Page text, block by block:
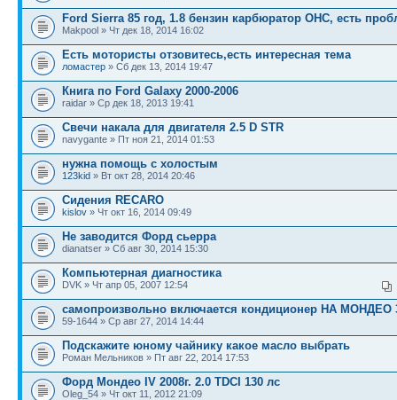
Ford Sierra 85 год, 1.8 бензин карбюратор OHC, есть
Makpool » Чт дек 18, 2014 16:02
Есть мотористы отзовитесь,есть интересная тема
ломастер » Сб дек 13, 2014 19:47
Книга по Ford Galaxy 2000-2006
raidar » Ср дек 18, 2013 19:41
Свечи накала для двигателя 2.5 D STR
navygante » Пт ноя 21, 2014 01:53
нужна помощь с холостым
123kid » Вт окт 28, 2014 20:46
Сидения RECARO
kislov » Чт окт 16, 2014 09:49
Не заводится Форд сьерра
dianatser » Сб авг 30, 2014 15:30
Компьютерная диагностика
DVK » Чт апр 05, 2007 12:54
самопроизвольно включается кондиционер НА МОНДЕО
59-1644 » Ср авг 27, 2014 14:44
Подскажите юному чайнику какое масло выбрать
Роман Мельников » Пт авг 22, 2014 17:53
Форд Мондео IV 2008г. 2.0 TDCI 130 лс
Oleg_54 » Чт окт 11, 2012 21:09